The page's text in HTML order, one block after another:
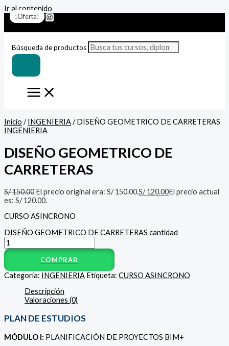
Ir al contenido
Búsqueda de productos
¡Oferta!
Inicio /INGENIERIA/ DISEÑO GEOMETRICO DE CARRETERAS
INGENIERIA
DISEÑO GEOMETRICO DE
CARRETERAS
S/150.00 El precio original era: S/ 150.00.S/120.00El precio actual
es: S/ 120.00.
CURSO ASINCRONO
DISEÑO GEOMETRICO DE CARRETERAS cantidad
COMPRAR
Categoría: INGENIERIA Etiqueta: CURSO ASINCRONO
Descripción
Valoraciones (0)
PLAN DE ESTUDIOS
MÓDULO I: PLANIFICACIÓN DE PROYECTOS BIM+
¡Oferta!
¡Oferta!
¡Oferta!
¡Oferta!
¡Oferta!
¡Oferta!